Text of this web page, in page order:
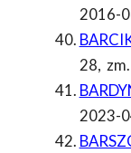
2016-
28,
2023-